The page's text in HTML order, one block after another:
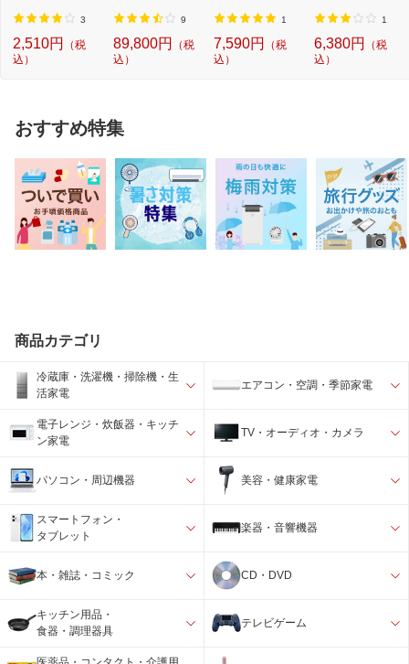
3
2,510円
（税
込）
9
89,800円
（税
込）
フ...
1
7,590円
（税
込）
mm) YW...
1
6,380円
（税
込）
おすすめ特集
商品カテゴリ
冷蔵庫・洗濯機・掃除機・生
活家電
エアコン・空調・季節家電
電子レンジ・炊飯器・キッチ
ン家電
TV・オーディオ・カメラ
パソコン・周辺機器 美容・健康家電
スマートフォン・
タブレット
楽器・音響機器
本・雑誌・コミック CD・DVD
キッチン用品・
食器・調理器具
テレビゲーム